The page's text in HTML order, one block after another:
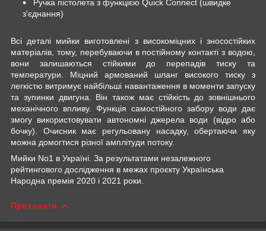
Ручка пістолета з функцією Quick Connect (швидке
з'єднання)
Всі деталі мийки виготовлені з високоміцних і зносостійких
матеріалів, тому, перебуваючи в постійному контакті з водою,
вони залишаються стійкими до перепадів тиску та
температури. Міцний армований шланг високого тиску з
легкістю витримує найбільші навантаження в моменти запуску
та зупинки двигуна. Він також має стійкість до зовнішнього
механічного впливу. Функція самостійного забору води дає
змогу використовувати автономні джерела води (відро або
бочку). Очисник має регульовану насадку, обертаючи яку
можна домогтися різної амплітуди потоку.
Мийки No1 в Україні. За результатами незалежного
рейтингового дослідження в межах проєкту Українська
Народна премія 2020 і 2021 роки.
Приховати